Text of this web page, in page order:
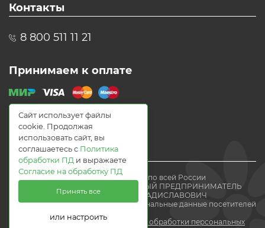
Контакты
8 800 511 11 21
Принимаем к оплате
© 2021 Доставка цветов по всей России
Flomania24.ru ИНДИВИДУАЛЬНЫЙ ПРЕДПРИНИМАТЕЛЬ
ВОЛЕВАЧ ЕВГЕНИЙ ВЛАДИСЛАВОВИЧ
Мы получаем и обрабатываем персональные данные посетителей
сайта в соответствии сполитикой обработки персональных
Сайт использует файлы
cookie. Продолжая
использовать сайт, вы
соглашаетесь с Политика
обработки ПД и выражаете
Согласие на обработку ПД
Принять все
или настроить